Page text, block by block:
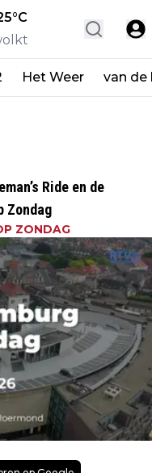
°C
Het Weer van de
Ride en de
Zondag
ZONDAG